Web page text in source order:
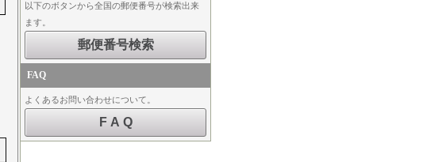
以下のボタンから全国の郵便番号が検索出来
ます。
FAQ
よくあるお問い合わせについて。